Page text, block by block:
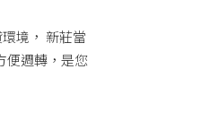
境， 新莊當
便週轉，是您